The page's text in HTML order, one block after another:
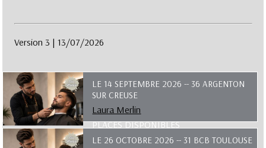
Version 3 | 13/07/2026
LE 14 SEPTEMBRE 2026 -- 36 ARGENTON
SUR CREUSE
Laura Merlin
PLACES DISPONIBLES
LE 26 OCTOBRE 2026 -- 31 BCB TOULOUSE